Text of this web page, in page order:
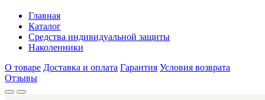
Главная
Каталог
Средства индивидуальной защиты
Наколенники
О товаре Доставка и оплата Гарантия Условия возврата
Отзывы